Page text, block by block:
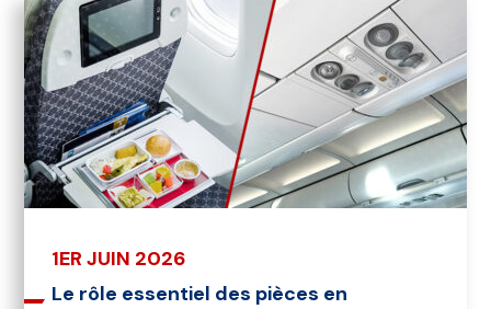
1ER JUIN 2026
Le rôle essentiel des pièces en